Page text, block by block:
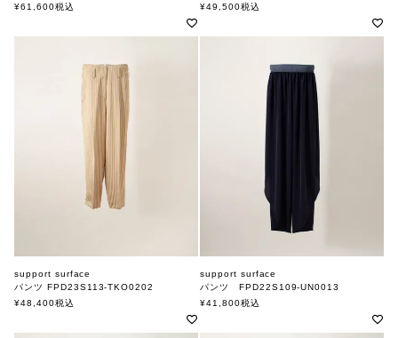
サポートサーフェス
¥61,600税込 サポートサーフェス
¥49,500税込
support surface
パンツ FPD23S113-TKO0202
サポートサーフェス
¥48,400税込
support surface
パンツ FPD22S109-UN0013
サポートサーフェス
¥41,800税込